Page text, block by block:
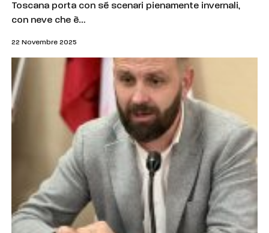
Toscana porta con sé scenari pienamente invernali,
con neve che è…
22 Novembre 2025